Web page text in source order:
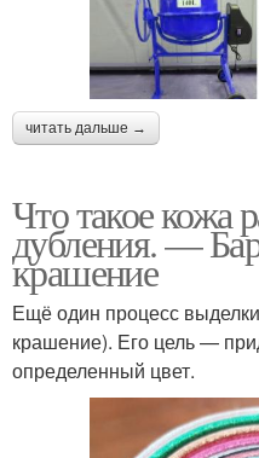
читать дальше →
Что такое кожа
дубления. —
крашение
Ещё один процесс
крашение). Его цель —
определенный цвет.